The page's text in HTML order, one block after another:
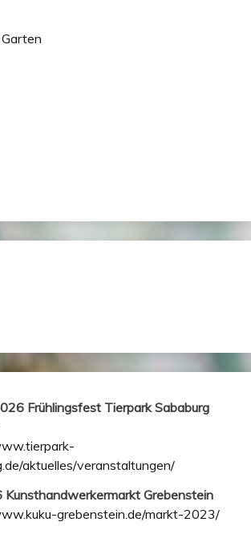
Frühlingsfest Tierpark Sababurg
aktuelles/veranstaltungen/
Grebenstein
grebenstein.de/markt-2023/